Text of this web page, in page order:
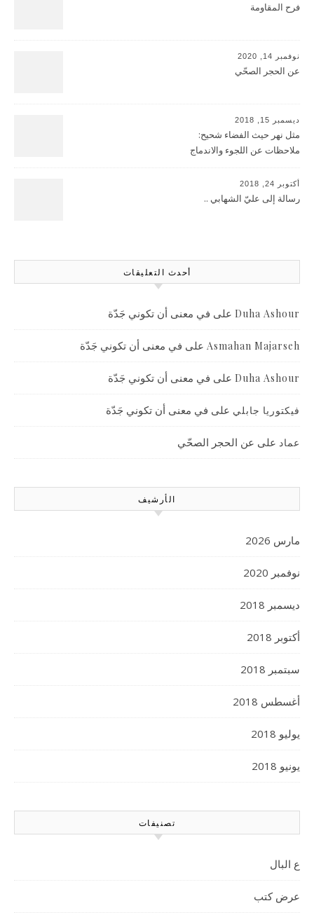
فرح المقاومة
نوفمبر 14, 2020
عن الحجر الصحّي
ديسمبر 15, 2018
مثل نهر حيث الفضاء شحيح:
ملاحظات عن اللجوء والاندماج
أكتوبر 24, 2018
رسالة إلى عليّ الشهابي ..
أحدث التعليقات
Duha Ashour على في معنى أن تكوني جَدّة
Asmahan Majarseh على في معنى أن تكوني جَدّة
Duha Ashour على في معنى أن تكوني جَدّة
فيكتوريا جابلي على في معنى أن تكوني جَدّة
عماد على عن الحجر الصحّي
الأرشيف
مارس 2026
نوفمبر 2020
ديسمبر 2018
أكتوبر 2018
سبتمبر 2018
أغسطس 2018
يوليو 2018
يونيو 2018
تصنيفات
ع البال
عرض كتب